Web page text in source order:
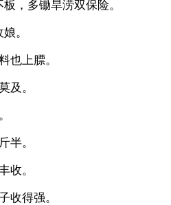
，多锄旱涝双保险。
。
也上膘。
及。
半。
收。
收得强。